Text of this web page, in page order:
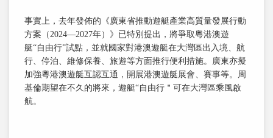
事實上，去年發佈的《廣東省推動遊艇產業高質量發展行動
方案（2024—2027年）》已特別提出，將爭取粵港澳遊
艇“自由行”試點，並就國家對港澳遊艇在大灣區出入境、航
行、停泊、維修保養、旅遊等方面推行便利措施。廣東亦擬
加強粵港澳遊艇互認互通，開展港澳遊艇展會、賽事等。周
基倫期望在不久的將來，遊艇“自由行＂可在大灣區乘風啟
航。